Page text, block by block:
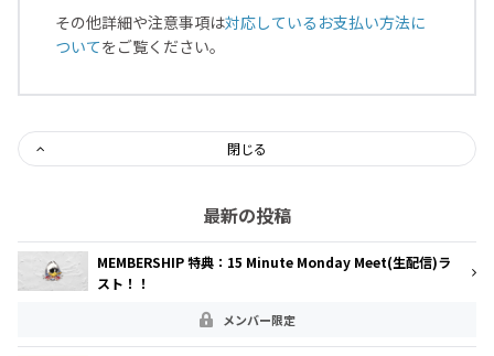
その他詳細や注意事項は対応しているお支払い方法に
ついてをご覧ください。
閉じる
最新の投稿
MEMBERSHIP 特典：15 Minute Monday Meet(生配信)ラ
スト！！
メンバー限定